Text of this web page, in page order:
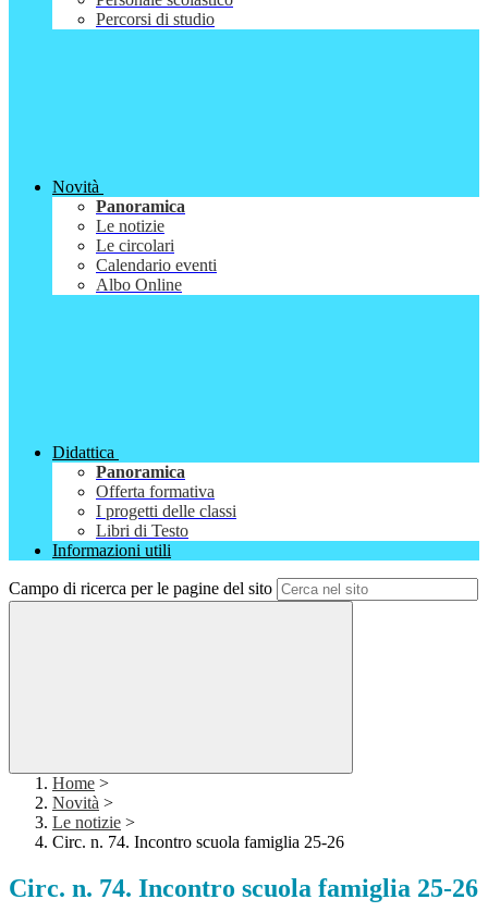
Percorsi di studio
Novità
Panoramica
Le notizie
Le circolari
Calendario eventi
Albo Online
Didattica
Panoramica
Offerta formativa
I progetti delle classi
Libri di Testo
Informazioni utili
Campo di ricerca per le pagine del sito
Home >
Novità >
Le notizie >
Circ. n. 74. Incontro scuola famiglia 25-26
Circ. n. 74. Incontro scuola famiglia 25-26